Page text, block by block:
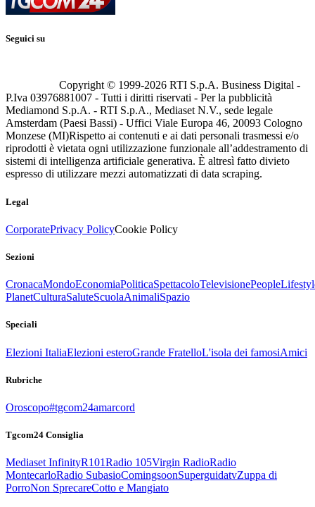
Seguici su
Copyright © 1999-2026 RTI S.p.A. Business Digital -
P.Iva 03976881007 - Tutti i diritti riservati - Per la pubblicità
Mediamond S.p.A. - RTI S.p.A., Mediaset N.V., sede legale
Amsterdam (Paesi Bassi) - Uffici Viale Europa 46, 20093 Cologno
Monzese (MI)Rispetto ai contenuti e ai dati personali trasmessi e/o
riprodotti è vietata ogni utilizzazione funzionale all’addestramento di
sistemi di intelligenza artificiale generativa. È altresì fatto divieto
espresso di utilizzare mezzi automatizzati di data scraping.
Legal
CorporatePrivacy PolicyCookie Policy
Sezioni
CronacaMondoEconomiaPoliticaSpettacoloTelevisionePeople
PlanetCulturaSaluteScuolaAnimaliSpazio
Speciali
Elezioni ItaliaElezioni esteroGrande FratelloL'isola dei famosiAmici
Rubriche
Oroscopo#tgcom24amarcord
Tgcom24 Consiglia
Mediaset InfinityR101Radio 105Virgin RadioRadio
MontecarloRadio SubasioComingsoonSuperguidatvZuppa di
PorroNon SprecareCotto e Mangiato